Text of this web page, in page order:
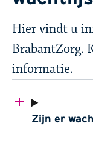
Hier vindt u
BrabantZorg.
informatie.​
Zijn er